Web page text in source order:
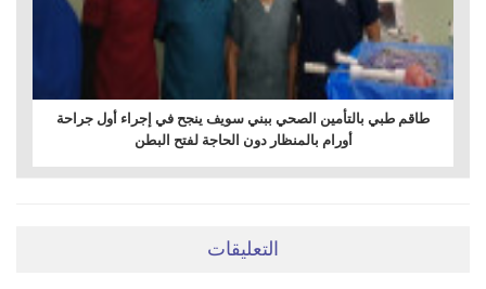
طاقم طبي بالتأمين الصحي ببني سويف ينجح في إجراء أول جراحة
أورام بالمنظار دون الحاجة لفتح البطن
التعليقات